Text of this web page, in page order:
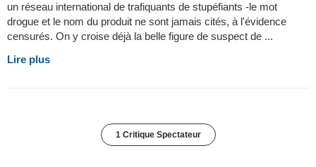
un réseau international de trafiquants de stupéfiants -le mot
drogue et le nom du produit ne sont jamais cités, à l'évidence
censurés. On y croise déjà la belle figure de suspect de ...
Lire plus
1 Critique Spectateur